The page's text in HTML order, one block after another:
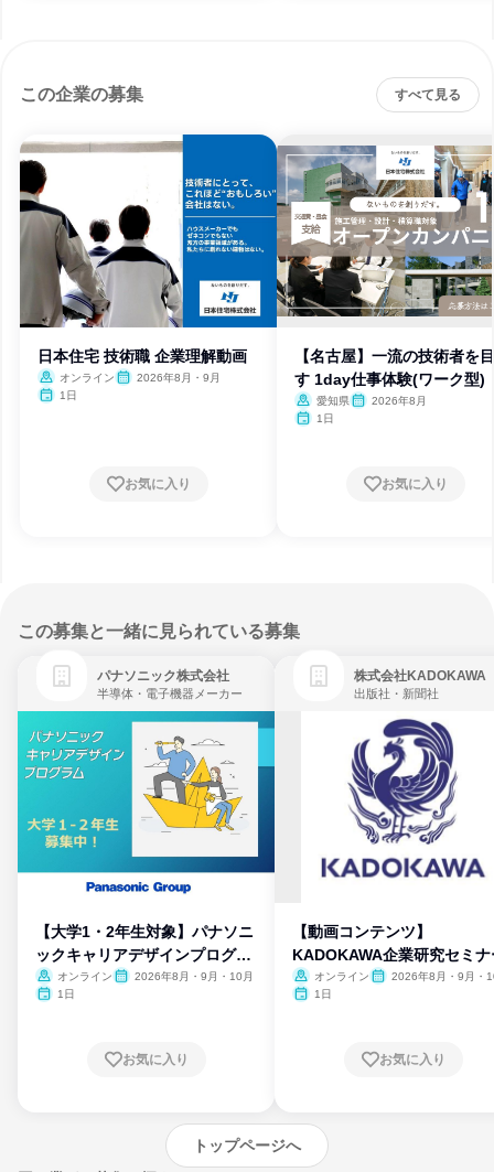
この企業の募集 すべて見る
日本住宅 技術職 企業理解動画
オンライン
2026年8月・9月
1日
お気に入り
【名古屋】一流の技術者を
す 1day仕事体験(ワーク型)
愛知県
2026年8月
1日
お気に入り
この募集と一緒に見られている募集
パナソニック株式会社
半導体・電子機器メーカー
【大学1・2年生対象】パナソニ
ックキャリアデザインプログラ
ム
オンライン
2026年8月・9月・10月
1日
お気に入り
株式会社KADOKAWA
出版社・新聞社
【動画コンテンツ】
KADOKAWA企業研究セミナ
オンライン
2026年8月・9月・
1日
お気に入り
トップページへ